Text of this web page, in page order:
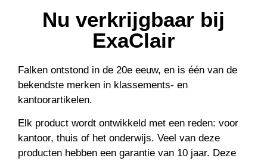
Nu verkrijgbaar bij
ExaClair
Falken ontstond in de 20e eeuw, en is één van de
bekendste merken in klassements- en
kantoorartikelen.
Elk product wordt ontwikkeld met een reden: voor
kantoor, thuis of het onderwijs. Veel van deze
producten hebben een garantie van 10 jaar. Deze